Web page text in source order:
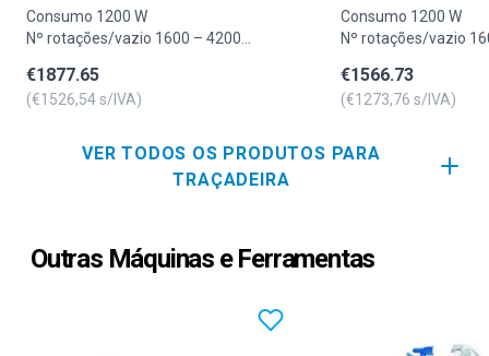
Consumo 1200 W
Nº rotações/vazio 1600 – 4200
Ø lâmina 190 mm
Altura corte 90°/45° 0 - 52/0 - 37
Posição inclinada 0 (-2)° - 45 (+47)
Trajeto de tração 304 mm
Altura bancada fechada 333 mm
Altura bancada aberta 900 mm
€1877.65
(€1526,54s/IVA)
Consumo 1200 W
Nº rotações/vazio
Ø lâmina 190 mm
Altura corte 90°/45°
Posição inclinada 0 (-
Altura bancada
Altura corte 52 mm
€1566.73
(€1273,76 s/IVA)
VER TODOS OS PRODUTOS PARA
TRAÇADEIRA
Outras Máquinas e Ferramentas